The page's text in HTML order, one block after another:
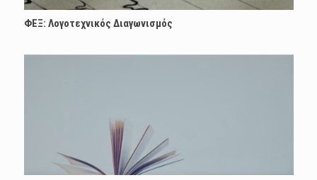
ΦΕΞ: Λογοτεχνικός Διαγωνισμός